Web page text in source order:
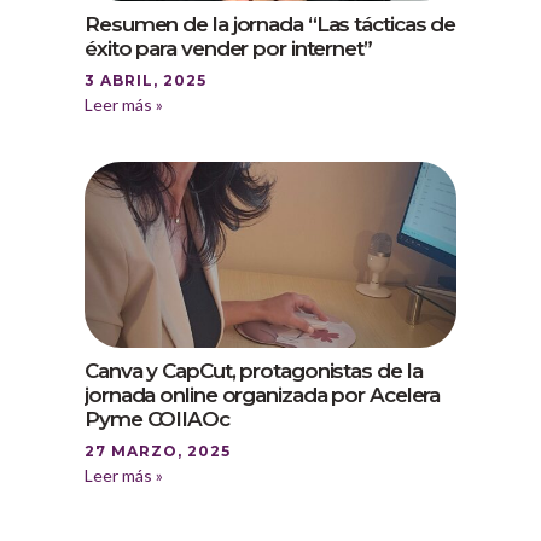
Resumen de la jornada “Las tácticas de
éxito para vender por internet”
3 ABRIL, 2025
Leer más »
Canva y CapCut, protagonistas de la
jornada online organizada por Acelera
Pyme COIIAOc
27 MARZO, 2025
Leer más »